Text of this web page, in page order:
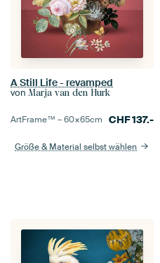
A Still Life - revamped
von Marja van den Hurk
ArtFrame™ –60×65cm CHF137.-
Größe & Material selbst wählen